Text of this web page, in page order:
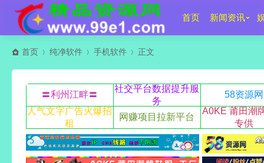
首页 新闻资讯
首页 纯净软件 手机软件 正文
〓利州江畔〓
社交平台数据提升服
务
58资源网
人气文字广告火爆招
租
网赚项目拉新平台
A0KE 莆田潮
专供